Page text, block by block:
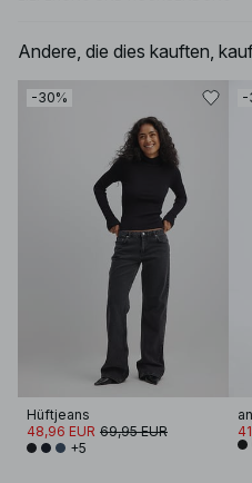
Andere, die dies kauften,
-30%
Hüftjeans
48,96 EUR 69,95 EUR
+5
-